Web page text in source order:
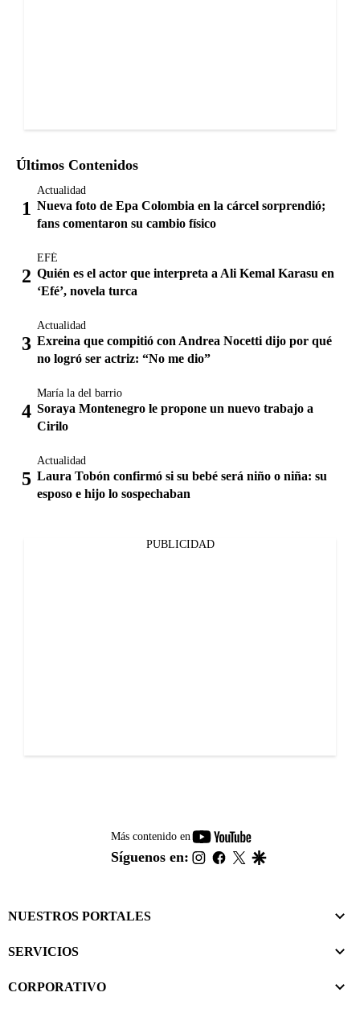
Últimos Contenidos
Actualidad
Nueva foto de Epa Colombia en la cárcel sorprendió;
fans comentaron su cambio físico
EFÉ
Quién es el actor que interpreta a Ali Kemal Karasu en
‘Efé’, novela turca
Actualidad
Exreina que compitió con Andrea Nocetti dijo por qué
no logró ser actriz: “No me dio”
María la del barrio
Soraya Montenegro le propone un nuevo trabajo a
Cirilo
Actualidad
Laura Tobón confirmó si su bebé será niño o niña: su
esposo e hijo lo sospechaban
PUBLICIDAD
Más contenido en
youtube-
footer
Síguenos en: instagram
facebook
twitter
NUESTROS PORTALES
SERVICIOS
CORPORATIVO